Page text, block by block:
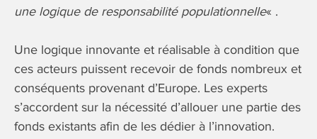
une logique de responsabilité populationnelle« .
Une logique innovante et réalisable à condition que
ces acteurs puissent recevoir de fonds nombreux et
conséquents provenant d’Europe. Les experts
s’accordent sur la nécessité d’allouer une partie des
fonds existants afin de les dédier à l’innovation.